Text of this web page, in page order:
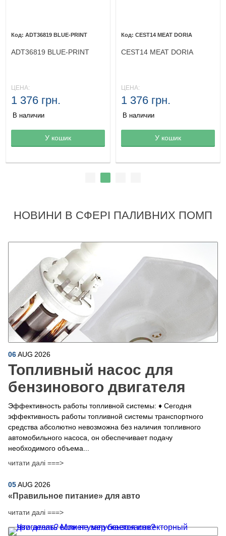
Товар в корзине
ADT36819 BLUE-PRINT
ADT36819 BLUE-PRINT
ЦЕНА:
1 376 грн.
В наличии
У кошик Товар в корзине
CEST14 MEAT DORIA
CEST14 MEAT DORIA
ЦЕНА:
1 376 грн.
В наличии
У кошик
НОВИНИ В СФЕРІ ПАЛИВНИХ ПОМП
06AUG 2026
Топливный насос для
бензинового двигателя
Эффективность работы топливной системы: ♦ Сегодня
эффективность работы топливной системы транспортного
средства абсолютно невозможна без наличия топливного
автомобильного насоса, он обеспечивает подачу
необходимого объема...
читати далі ===>
05AUG 2026
​«Правильное питание» для авто
читати далі ===>